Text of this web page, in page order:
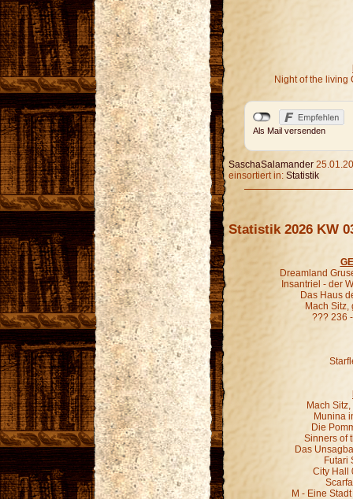
Night of the living
Als Mail versenden
SaschaSalamander
einsortiert in: Statistik
Statistik 2026 KW
Dreamland
Insantriel - der
Das Haus
Mach
??? 236
Mach
Munina
Die
Sinners of
Das
Futari
City Hall
M - Eine